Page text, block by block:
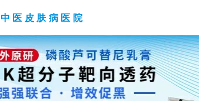
医皮肤病医院